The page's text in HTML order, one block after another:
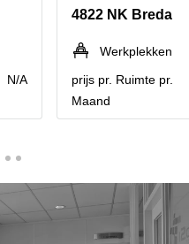
N/A
4822 NK Breda
Werkplekken
prijs pr. Ruimte pr.
Maand